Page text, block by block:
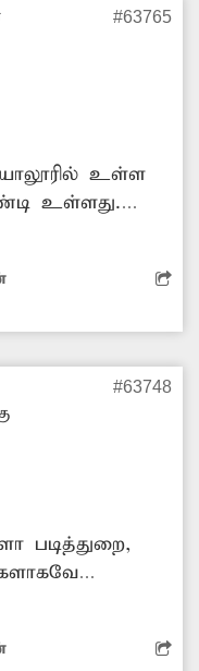
செய்யவும்,
பராமரிக்கவும் முன்வருவார்களா?
#63765
உள்ள
உள்ளது.
பயணிகள்
இதை
எடுக்க
#63748
படித்துறை,
உள்ளது.
புதர்கள்